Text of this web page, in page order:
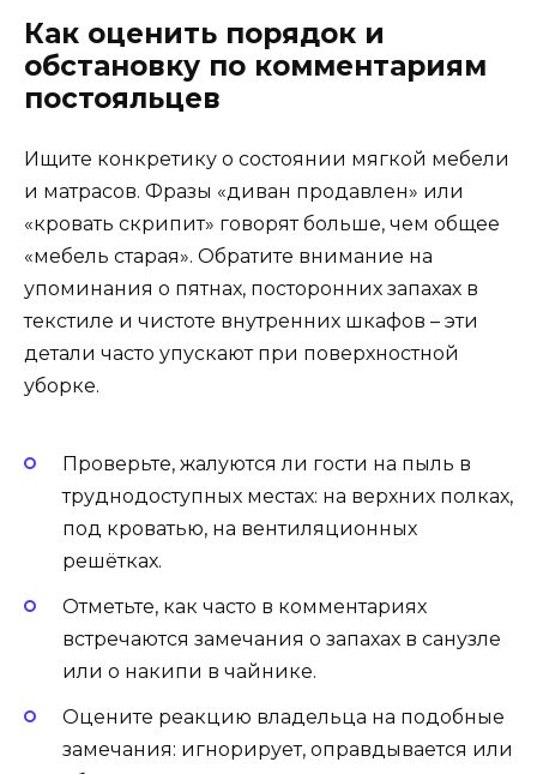
Как оценить порядок и
обстановку по комментариям
постояльцев
Ищите конкретику о состоянии мягкой мебели
и матрасов. Фразы «диван продавлен» или
«кровать скрипит» говорят больше, чем общее
«мебель старая». Обратите внимание на
упоминания о пятнах, посторонних запахах в
текстиле и чистоте внутренних шкафов – эти
детали часто упускают при поверхностной
уборке.
Проверьте, жалуются ли гости на пыль в
труднодоступных местах: на верхних полках,
под кроватью, на вентиляционных
решётках.
Отметьте, как часто в комментариях
встречаются замечания о запахах в санузле
или о накипи в чайнике.
Оцените реакцию владельца на подобные
замечания: игнорирует, оправдывается или